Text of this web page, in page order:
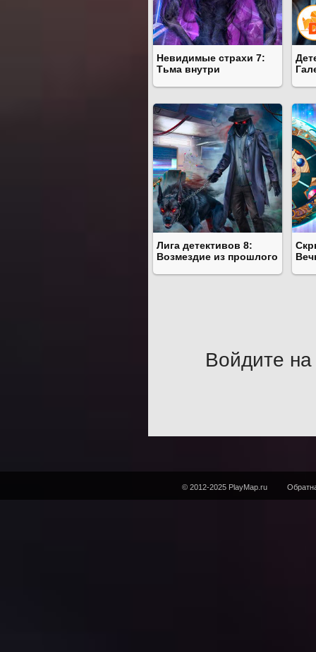
Невидимые страхи 7:
Тьма внутри
Лига детективов 8:
Возмездие из прошлого
Войдите на
© 2012-2025 PlayMap.ru